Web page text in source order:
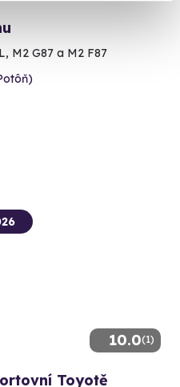
M2 G87 a M2 F87
10.0(1)
Toyotě